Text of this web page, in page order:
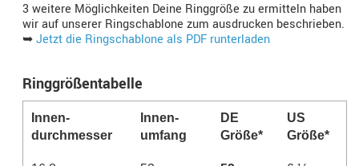
3 weitere Möglichkeiten Deine Ringgröße zu ermitteln haben
wir auf unserer Ringschablone zum ausdrucken beschrieben.
➥Jetzt die Ringschablone als PDF runterladen
Ringgrößentabelle
Innen­
durchmesser
Innen­­
umfang
DE
Größe*
US
Größe*